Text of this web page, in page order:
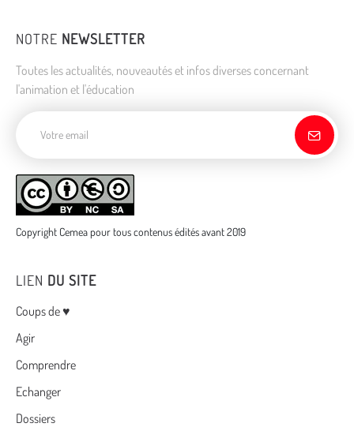
NOTRE NEWSLETTER
Toutes les actualités, nouveautés et infos diverses concernant
l'animation et l'éducation
Copyright Cemea pour tous contenus édités avant 2019
LIEN DU SITE
Menu
Coups de ♥
Agir
Comprendre
Echanger
Dossiers